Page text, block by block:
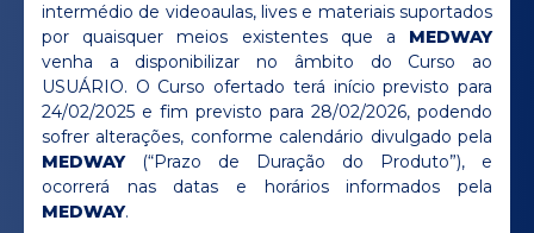
intermédio de videoaulas, lives e materiais suportados
por quaisquer meios existentes que a MEDWAY
venha a disponibilizar no âmbito do Curso ao
USUÁRIO. O Curso ofertado terá início previsto para
24/02/2025 e fim previsto para 28/02/2026, podendo
sofrer alterações, conforme calendário divulgado pela
MEDWAY
(“Prazo de Duração do Produto”), e
ocorrerá nas datas e horários informados pela
MEDWAY.